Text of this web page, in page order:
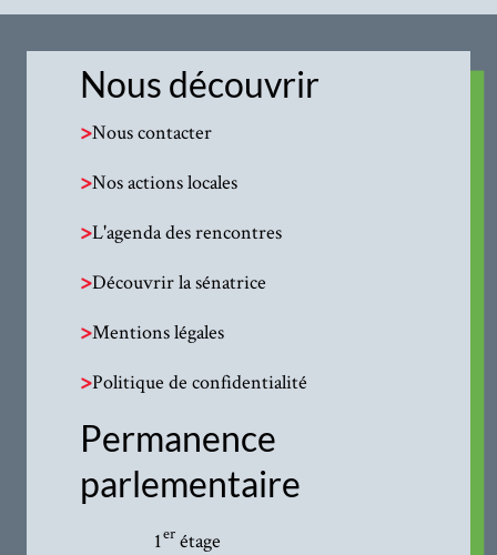
Nous découvrir
>Nous contacter
>Nos actions locales
>L'agenda des rencontres
>Découvrir la sénatrice
>Mentions légales
>Politique de confidentialité
Permanence
parlementaire
1erétage